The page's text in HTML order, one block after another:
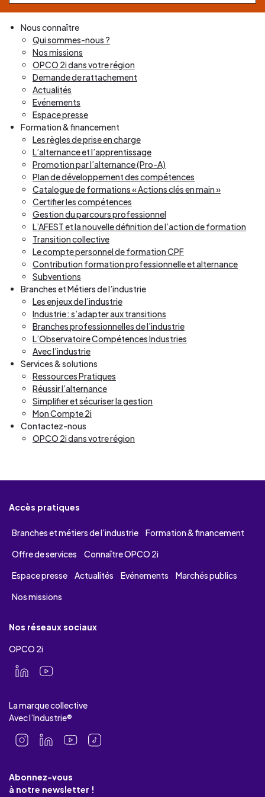
Nous connaître
Qui sommes-nous ?
Nos missions
OPCO 2i dans votre région
Demande de rattachement
Actualités
Evénements
Espace presse
Formation & financement
Les règles de prise en charge
L’alternance et l’apprentissage
Promotion par l’alternance (Pro-A)
Plan de développement des compétences
Catalogue de formations « Actions clés en main »
Certifier les compétences
Gestion du parcours professionnel
L’AFEST et la nouvelle définition de l’action de formation
Transition collective
Le compte personnel de formation CPF
Contribution formation professionnelle et alternance
Subventions
Branches et Métiers de l’industrie
Les enjeux de l’industrie
Industrie : s’adapter aux transitions
Branches professionnelles de l’industrie
L’Observatoire Compétences Industries
Avec l’industrie
Services & solutions
Ressources Pratiques
Réussir l’alternance
Simplifier et sécuriser la gestion
Mon Compte 2i
Contactez-nous
OPCO 2i dans votre région
Accès pratiques
Branches et métiers de l’industrie
Formation & financement
Offre de services
Connaître OPCO 2i
Espace presse
Actualités Evénements
Marchés publics
Nos missions
Nos réseaux sociaux
OPCO 2i
La marque collective
Avec l’Industrie®
Abonnez-vous
à notre newsletter !